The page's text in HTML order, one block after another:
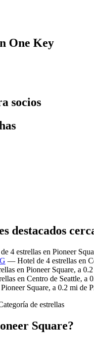
One Key
socios
destacados
4 estrellas en Pioneer
— Hotel de 4 estrellas en
en Pioneer Square, a
en Centro de Seattle, a
Square, a 0.2 mi de
de estrellas
Square?